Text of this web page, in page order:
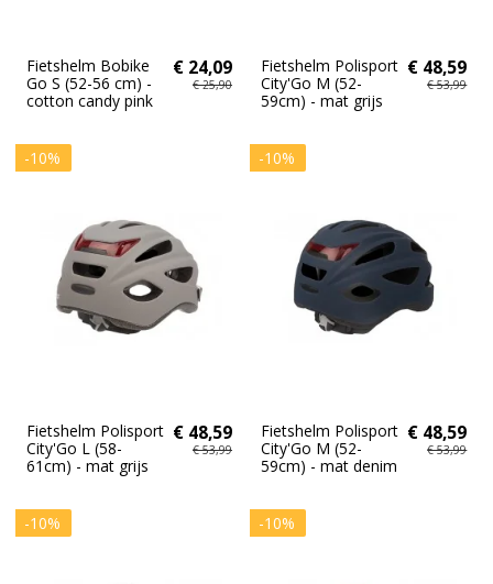
Fietshelm Bobike
Go S (52-56 cm) -
cotton candy pink
€ 24,09
€ 25,90
Fietshelm Polisport
City'Go M (52-
59cm) - mat grijs
€ 48,59
€ 53,99
-10%
Fietshelm Polisport
City'Go L (58-
61cm) - mat grijs
€ 48,59
€ 53,99
-10%
Fietshelm Polisport
City'Go M (52-
59cm) - mat denim
€ 48,59
€ 53,99
-10% -10%